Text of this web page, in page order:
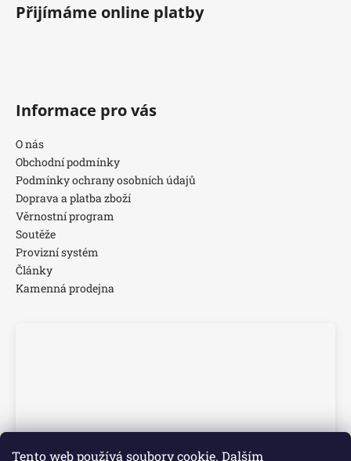
Tento web používá soubory cookie. Dalším
Přijímáme online platby
Informace pro vás
O nás
Obchodní podmínky
Podmínky ochrany osobních údajů
Doprava a platba zboží
Věrnostní program
Soutěže
Provizní systém
Články
Kamenná prodejna